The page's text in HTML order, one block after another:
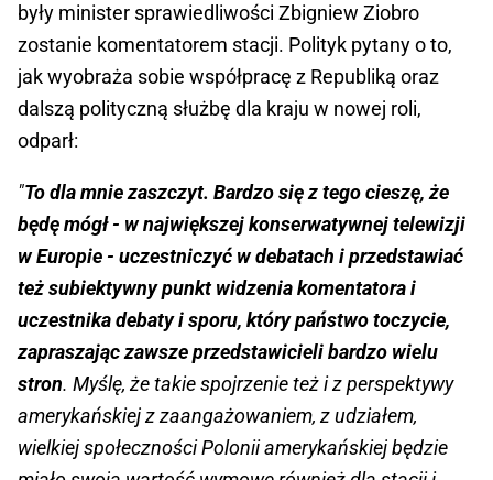
były minister sprawiedliwości Zbigniew Ziobro
zostanie komentatorem stacji. Polityk pytany o to,
jak wyobraża sobie współpracę z Republiką oraz
dalszą polityczną służbę dla kraju w nowej roli,
odparł:
"To dla mnie zaszczyt. Bardzo się z tego cieszę, że
będę mógł - w największej konserwatywnej telewizji
w Europie - uczestniczyć w debatach i przedstawiać
też subiektywny punkt widzenia komentatora i
uczestnika debaty i sporu, który państwo toczycie,
zapraszając zawsze przedstawicieli bardzo wielu
stron. Myślę, że takie spojrzenie też i z perspektywy
amerykańskiej z zaangażowaniem, z udziałem,
wielkiej społeczności Polonii amerykańskiej będzie